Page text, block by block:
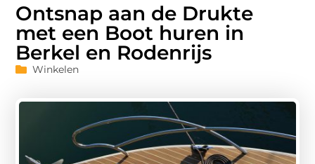
Ontsnap aan de Drukte
met een Boot huren in
Berkel en Rodenrijs
Winkelen